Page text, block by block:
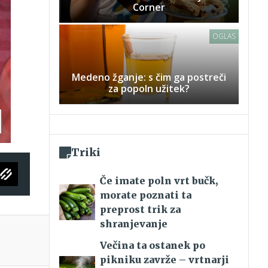
Corner
OGLAS
Medeno žganje: s čim ga postreči
za popoln užitek?
Triki
Če imate poln vrt bučk,
morate poznati ta
preprost trik za
shranjevanje
Večina ta ostanek po
pikniku zavrže – vrtnarji